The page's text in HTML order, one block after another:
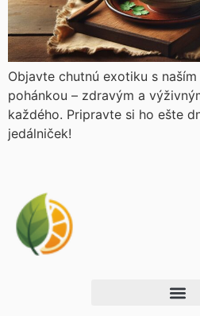
Objavte chutnú exotiku s
pohánkou – zdravým a
každého. Pripravte si ho ešte
jedálniček!